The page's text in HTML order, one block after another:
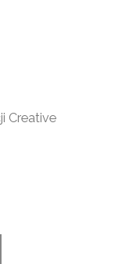
Creative